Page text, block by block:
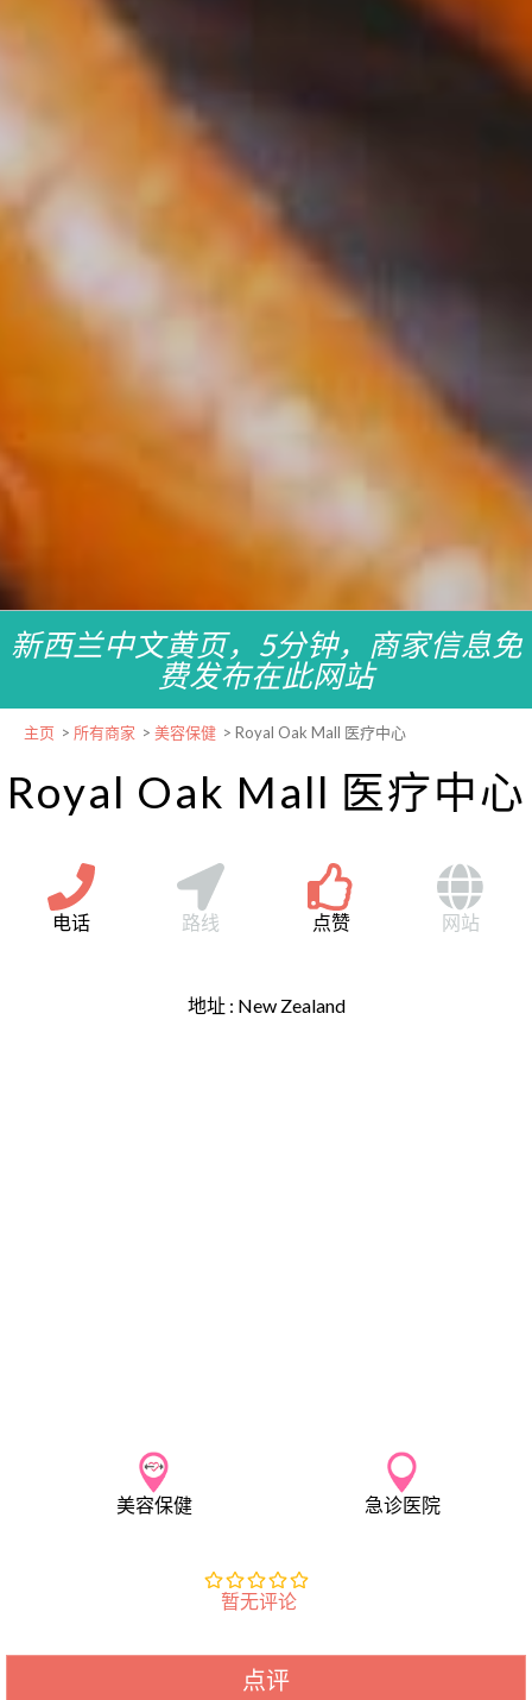
新西兰中文黄页，5分钟，商家信息免
费发布在此网站
主页 > 所有商家 > 美容保健 > Royal Oak Mall 医疗中心
Royal Oak Mall 医疗中心
电话 路线 点赞 网站
地址 : New Zealand
美容保健 急诊医院
暂无评论
点评